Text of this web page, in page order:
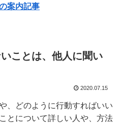
案内記事
ことは、他人に聞い
2020.07.15
、どのように行動すればいい
とについて詳しい人や、方法